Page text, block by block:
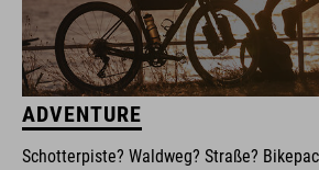
ADVENTURE
Schotterpiste? Waldweg? Straße?